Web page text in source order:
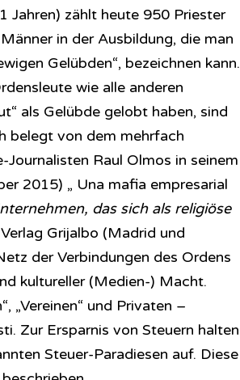
Jahren) zählt heute 950 Priester
in der Ausbildung, die man
Gelübden“, bezeichnen kann.
wie alle anderen
als Gelübde gelobt haben, sind
belegt von dem mehrfach
Raul Olmos in seinem
2015) „ Una mafia empresarial
das sich als religiöse
Grijalbo (Madrid und
der Verbindungen des Ordens
kultureller (Medien-) Macht.
„Vereinen“ und Privaten –
Zur Ersparnis von Steuern halten
Steuer-Paradiesen auf. Diese